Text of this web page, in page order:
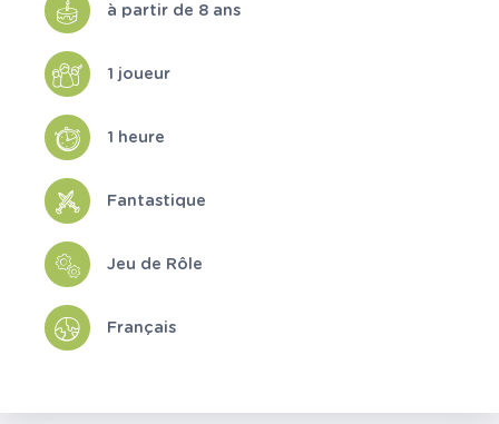
à partir de 8 ans
1 joueur
1 heure
Fantastique
Jeu de Rôle
Français